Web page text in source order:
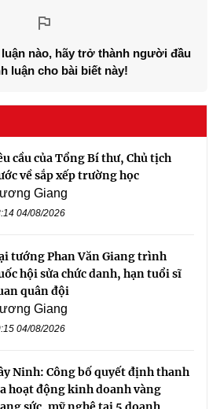
nào, hãy trở thành người đầu
luận cho bài biết này!
cầu của Tổng Bí thư, Chủ tịch
về sắp xếp trường học
Giang
04/08/2026
tướng Phan Văn Giang trình
hội sửa chức danh, hạn tuổi sĩ
quân đội
Giang
04/08/2026
Ninh: Công bố quyết định thanh
hoạt động kinh doanh vàng